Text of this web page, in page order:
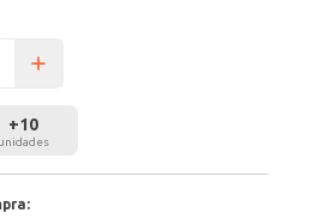
+10
unidades